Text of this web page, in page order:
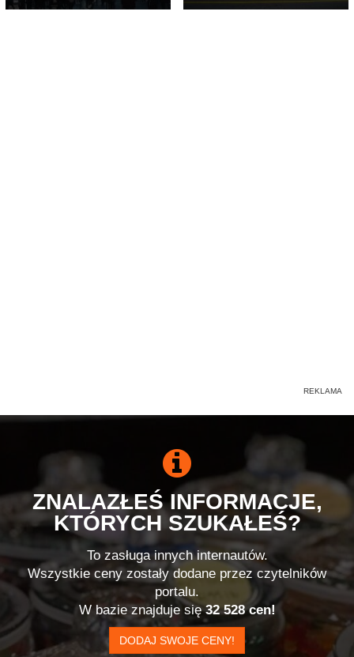
ZNALAZŁEŚ INFORMACJE,
KTÓRYCH SZUKAŁEŚ?
To zasługa innych internautów.
Wszystkie ceny zostały dodane przez czytelników
portalu.
W bazie znajduje się32 528 cen!
DODAJ SWOJE CENY!